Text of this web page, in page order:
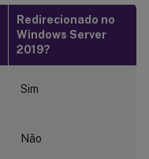
Redirecionado no
Windows Server
2019?
Sim
Não